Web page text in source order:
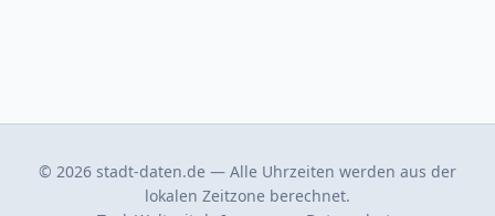
© 2026 stadt-daten.de — Alle Uhrzeiten werden aus der
lokalen Zeitzone berechnet.